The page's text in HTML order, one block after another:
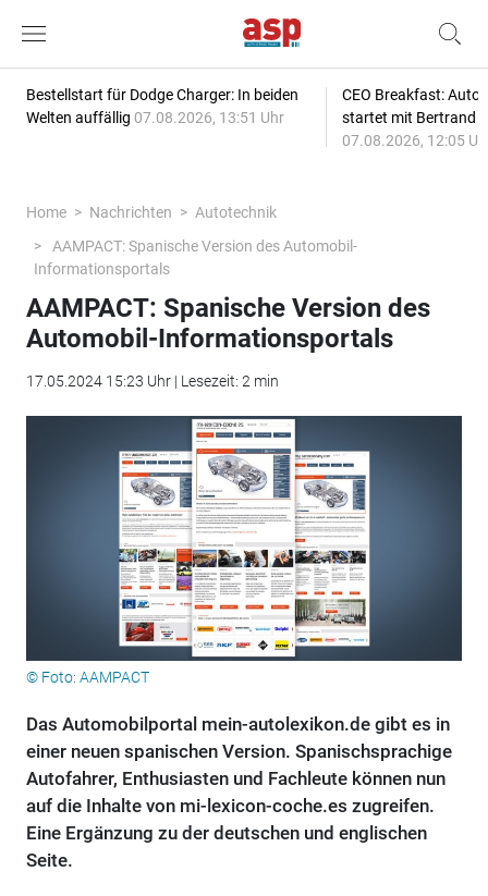
Bestellstart für Dodge Charger: In beiden
Welten auffällig 07.08.2026, 13:51 Uhr
CEO Breakfast:
startet mit Bertrand
07.08.2026, 12:05
Home Nachrichten
Autotechnik
AAMPACT: Spanische Version des Automobil-
Informationsportals
AAMPACT: Spanische Version des
Automobil-Informationsportals
17.05.2024 15:23 Uhr | Lesezeit: 2 min
© Foto: AAMPACT
Das Automobilportal mein-autolexikon.de gibt es in
einer neuen spanischen Version. Spanischsprachige
Autofahrer, Enthusiasten und Fachleute können nun
auf die Inhalte von mi-lexicon-coche.es zugreifen.
Eine Ergänzung zu der deutschen und englischen
Seite.